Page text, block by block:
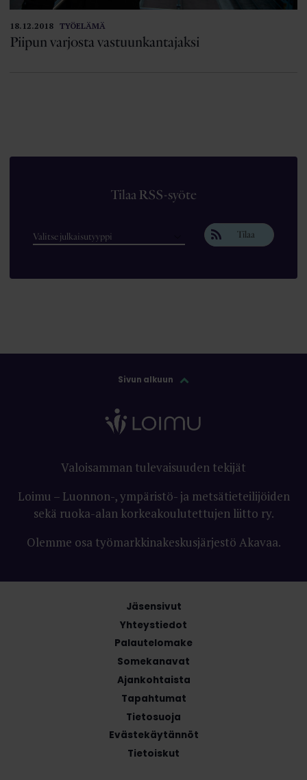
18.12.2018 TYÖELÄMÄ
Piipun varjosta vastuunkantajaksi
Tilaa RSS-syöte
Tilaa
Sivun alkuun
Valoisamman tulevaisuuden tekijät
Loimu – Luonnon-, ympäristö- ja metsätieteilijöiden
sekä ruoka-alan korkeakoulutettujen liitto ry.
Olemme osa työmarkkinakeskusjärjestö Akavaa.
Jäsensivut
Yhteystiedot
Palautelomake
Somekanavat
Ajankohtaista
Tapahtumat
Tietosuoja
Evästekäytännöt
Tietoiskut